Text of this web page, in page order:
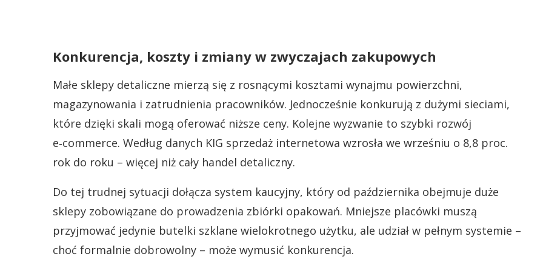
Konkurencja, koszty i zmiany w zwyczajach zakupowych
Małe sklepy detaliczne mierzą się z rosnącymi kosztami wynajmu powierzchni,
magazynowania i zatrudnienia pracowników. Jednocześnie konkurują z dużymi sieciami,
które dzięki skali mogą oferować niższe ceny. Kolejne wyzwanie to szybki rozwój
e‑commerce. Według danych KIG sprzedaż internetowa wzrosła we wrześniu o 8,8 proc.
rok do roku – więcej niż cały handel detaliczny.
Do tej trudnej sytuacji dołącza system kaucyjny, który od października obejmuje duże
sklepy zobowiązane do prowadzenia zbiórki opakowań. Mniejsze placówki muszą
przyjmować jedynie butelki szklane wielokrotnego użytku, ale udział w pełnym systemie –
choć formalnie dobrowolny – może wymusić konkurencja.